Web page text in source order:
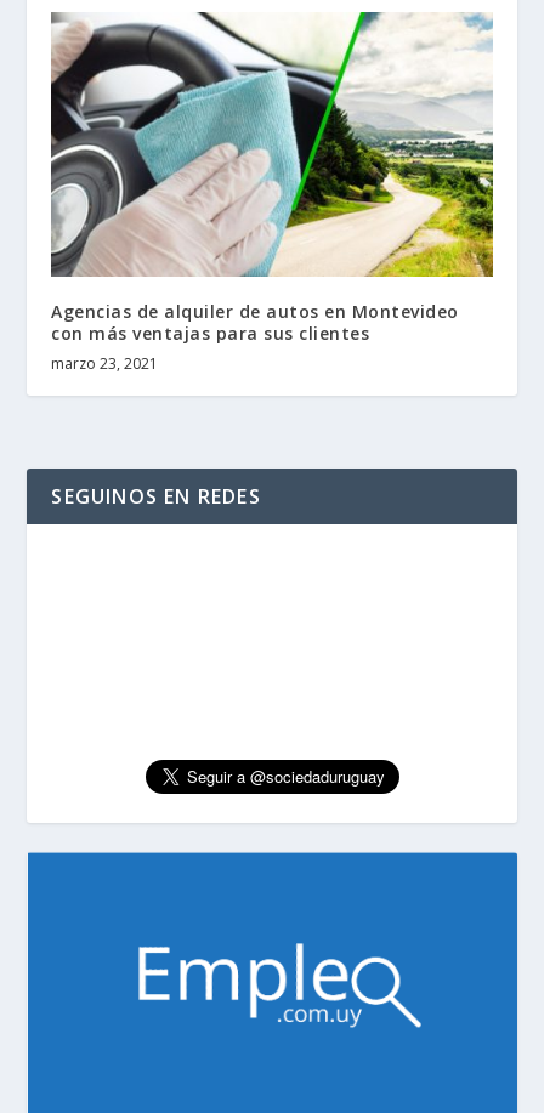
Agencias de alquiler de autos en Montevideo
con más ventajas para sus clientes
marzo 23, 2021
SEGUINOS EN REDES